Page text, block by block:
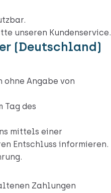
unseren Kundenservice.
(Deutschland)
ohne Angabe von
Tag des
mittels einer
Entschluss informieren.
Zahlungen